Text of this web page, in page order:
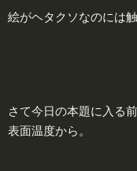
絵がヘタクソなのには
さて今日の本題に入る
表面温度から。